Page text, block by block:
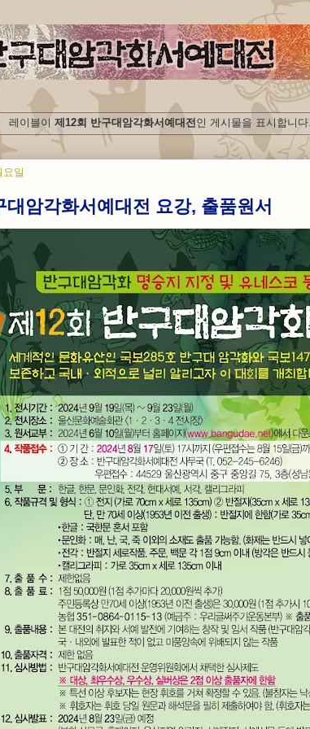
레이블이 제12회 반구대암각화서예대전 인 게시물을 표시합니다.
일
대암각화서예대전 요강, 출품원서